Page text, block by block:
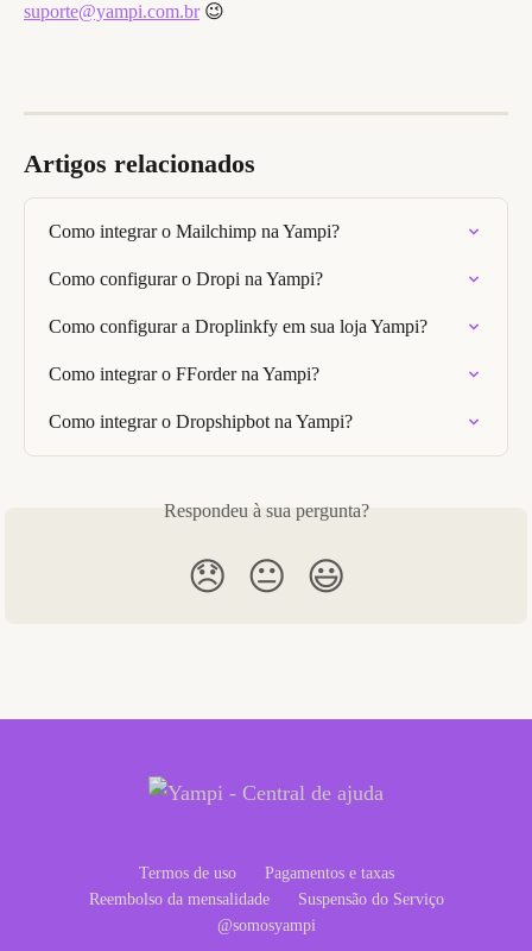
suporte@yampi.com.br 😉
Artigos relacionados
Como integrar o Mailchimp na Yampi?
Como configurar o Dropi na Yampi?
Como configurar a Droplinkfy em sua loja Yampi?
Como integrar o FForder na Yampi?
Como integrar o Dropshipbot na Yampi?
Respondeu à sua pergunta?
😞 😐 😃
Termos de uso
Pagamentos e taxas
Reembolso da mensalidade
Suspensão do Serviço
@somosyampi